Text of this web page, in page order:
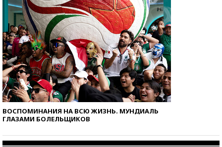
ВОСПОМИНАНИЯ НА ВСЮ ЖИЗНЬ. МУНДИАЛЬ
ГЛАЗАМИ БОЛЕЛЬЩИКОВ